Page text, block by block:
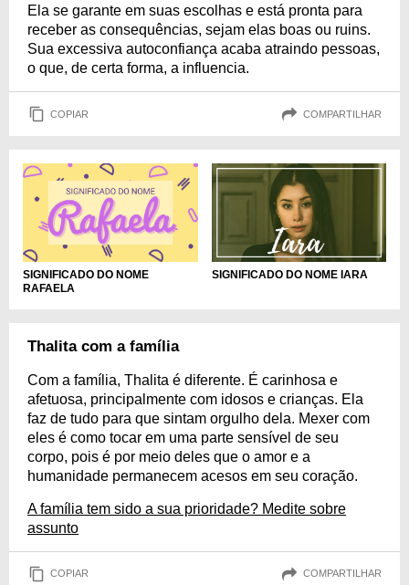
Ela se garante em suas escolhas e está pronta para
receber as consequências, sejam elas boas ou ruins.
Sua excessiva autoconfiança acaba atraindo pessoas,
o que, de certa forma, a influencia.
COPIAR COMPARTILHAR
SIGNIFICADO DO NOME
RAFAELA
SIGNIFICADO DO NOME IARA
Thalita com a família
Com a família, Thalita é diferente. É carinhosa e
afetuosa, principalmente com idosos e crianças. Ela
faz de tudo para que sintam orgulho dela. Mexer com
eles é como tocar em uma parte sensível de seu
corpo, pois é por meio deles que o amor e a
humanidade permanecem acesos em seu coração.
A família tem sido a sua prioridade? Medite sobre
assunto
COPIAR COMPARTILHAR